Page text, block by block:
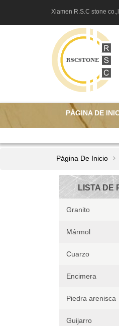
Xiamen R.S.C stone
PÁGINA DE
Página De Inicio
LISTA DE
Granito
Mármol
Cuarzo
Encimera
Piedra arenisca
Guijarro